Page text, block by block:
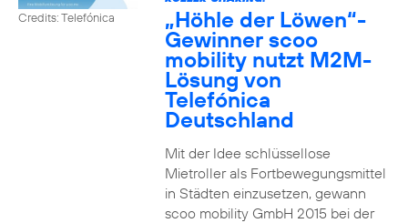
Credits: Telefónica „Höhle der Löwen“-
Gewinner scoo
mobility nutzt M2M-
Lösung von
Telefónica
Deutschland
Mit der Idee schlüssellose
Mietroller als Fortbewegungsmittel
in Städten einzusetzen, gewann
scoo mobility GmbH 2015 bei der